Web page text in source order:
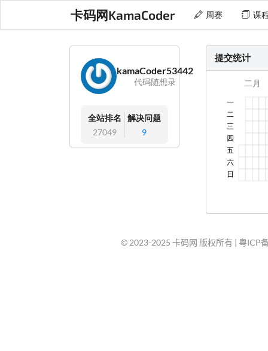
卡码网KamaCoder 周赛 课
kamaCoder53442
代码随想录
全站排名
27049
解决问题
9
提交统计
© 2023-2025 卡码网 版权所有 | 粤ICP